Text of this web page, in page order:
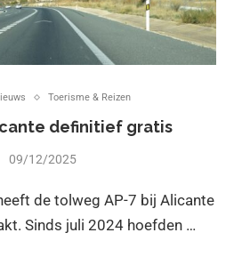
Toerisme & Reizen
definitief gratis
09/12/2025
de tolweg AP-7 bij Alicante
Sinds juli 2024 hoefden …